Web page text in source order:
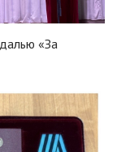
«За